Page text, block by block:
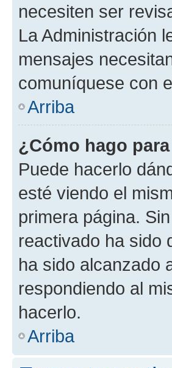
necesiten ser
La Administración
mensajes
comuníquese con
Arriba
¿Cómo hago
Puede hacerlo
esté viendo el
primera página.
reactivado ha sido
ha sido alcanzado
respondiendo al
hacerlo.
Arriba